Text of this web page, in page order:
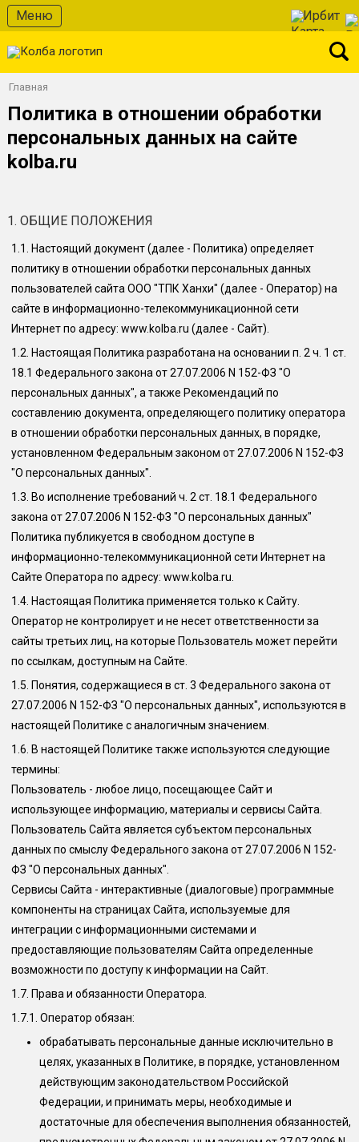
Меню Ирбит
Главная
Политика в отношении обработки
персональных данных на сайте
kolba.ru
1. ОБЩИЕ ПОЛОЖЕНИЯ
1.1.
Настоящий документ (далее - Политика) определяет
политику в отношении обработки персональных данных
пользователей сайта ООО "ТПК Ханхи" (далее - Оператор) на
сайте в информационно-телекоммуникационной сети
Интернет по адресу: www. kolba.ru (далее - Сайт).
1.2. Настоящая Политика разработана на основании п. 2 ч. 1 ст.
18.1 Федерального закона от 27.07.2006 N 152-ФЗ "О
персональных данных", а также Рекомендаций по
составлению документа, определяющего политику оператора
в отношении обработки персональных данных, в порядке,
установленном Федеральным законом от 27.07.2006 N 152-ФЗ
"О персональных данных".
1.3. Во исполнение требований ч. 2 ст. 18.1 Федерального
закона от 27.07.2006 N 152-ФЗ "О персональных данных"
Политика публикуется в свободном доступе в
информационно-телекоммуникационной сети Интернет на
Сайте Оператора по адресу: www. kolba.ru
1.4. Настоящая Политика применяется только к Сайту.
Оператор не контролирует и не несет ответственности за
сайты третьих лиц, на которые Пользователь может перейти
по ссылкам, доступным на Сайте.
1.5. Понятия, содержащиеся в ст. 3 Федерального закона от
27.07.2006 N 152-ФЗ "О персональных данных", используются в
настоящей Политике с аналогичным значением.
1.6. В настоящей Политике также используются следующие
термины:
Пользователь - любое лицо, посещающее Сайт и
использующее информацию, материалы и сервисы Сайта.
Пользователь Сайта является субъектом персональных
данных по смыслу Федерального закона от 27.07.2006 N 152-
ФЗ "О персональных данных".
Сервисы Сайта - интерактивные (диалоговые) программные
компоненты на страницах Сайта, используемые для
интеграции с информационными системами и
предоставляющие пользователям Сайта определенные
возможности по доступу к информации на Сайт.
1.7. Права и обязанности Оператора.
1.7.1. Оператор обязан:
обрабатывать персональные данные исключительно в
целях, указанных в Политике, в порядке, установленном
действующим законодательством Российской
Федерации, и принимать меры, необходимые и
достаточные для обеспечения выполнения обязанностей,